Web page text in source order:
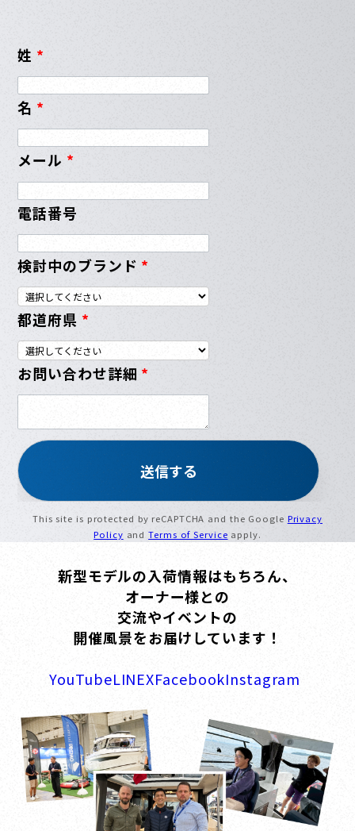
姓 *
名 *
メール *
電話番号
検討中のブランド *
都道府県 *
お問い合わせ詳細 *
This site is protected by reCAPTCHA and the Google Privacy
Policy andTerms of Service apply.
新型モデルの入荷情報はもちろん、
オーナー様との
交流やイベントの
開催風景をお届けしています！
YouTubeLINEXFacebookInstagram